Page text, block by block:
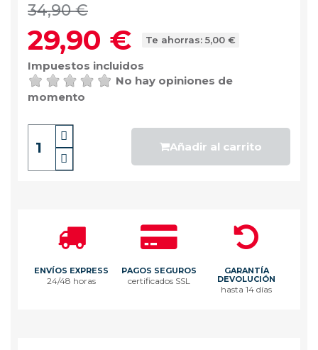
34,90 €
29,90 € Te ahorras: 5,00 €
Impuestos incluidos
No hay opiniones de
momento
Añadir al carrito
ENVÍOS EXPRESS
24/48 horas
PAGOS SEGUROS
certificados SSL
GARANTÍA
DEVOLUCIÓN
hasta 14 días